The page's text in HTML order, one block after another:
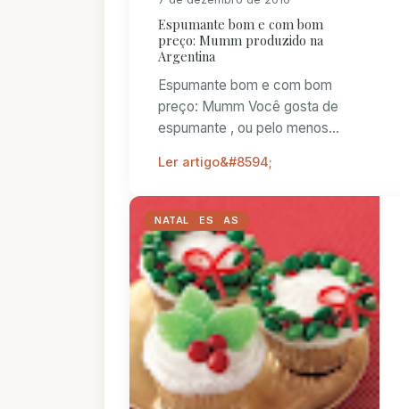
Espumante bom e com bom
preço: Mumm produzido na
Argentina
Espumante bom e com bom
preço: Mumm Você gosta de
espumante , ou pelo menos
festas mas o preço anda
proibitivo? ...
Ler artigo
COM CRIANÇAS
CUPCAKES
NATAL